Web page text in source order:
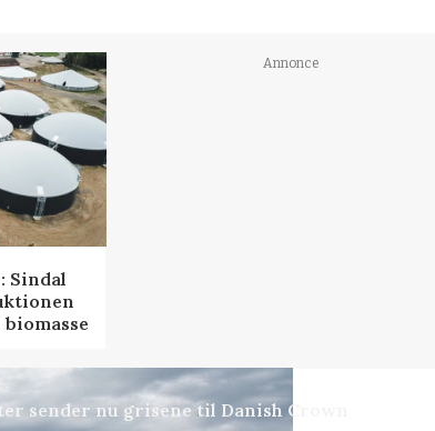
Sindal
Annonce
sender nu grisene til Danish Crown